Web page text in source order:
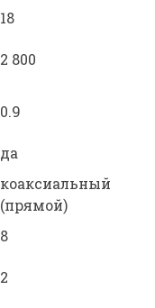
18
2 800
0.9
да
коаксиальный
(прямой)
8
2